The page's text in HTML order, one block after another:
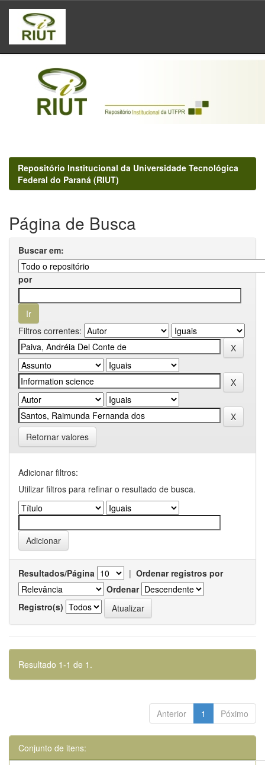
Skip
navigation
Repositório Institucional da Universidade Tecnológica
Federal do Paraná (RIUT)
Página de Busca
Buscar em:
por
Filtros correntes:
Retornar valores
Adicionar filtros:
Utilizar filtros para refinar o resultado de busca.
Resultados/Página | Ordenar registros por
Ordenar
Registro(s)
Resultado 1-1 de 1.
Anterior 1 Póximo
Conjunto de itens: